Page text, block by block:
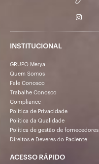
INSTITUCIONAL
GRUPO Merya
Quem Somos
Fale Conosco
Trabalhe Conosco
Compliance
Política de Privacidade
Política da Qualidade
Política de gestão de fornecedores
Direitos e Deveres do Paciente
ACESSO RÁPIDO